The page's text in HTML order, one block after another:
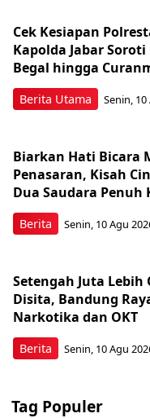
Berita Utama
Cek Kesiapan
Kapolda Jabar
Begal hingga
Senin, 10
Berita
Biarkan Hati Bicara
Penasaran, Kisah
Dua Saudara Penuh
Senin, 10 Agu
Berita
Setengah Juta Lebih
Disita, Bandung
Narkotika dan OKT
Senin, 10 Agu
Tag Populer